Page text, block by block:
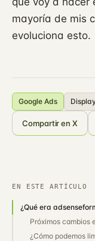
mayoría de mis
evoluciona esto.
Google Ads
Compartir en X
EN ESTE ARTÍCULO
¿Qué era
Próximos cambios
¿Cómo podemos